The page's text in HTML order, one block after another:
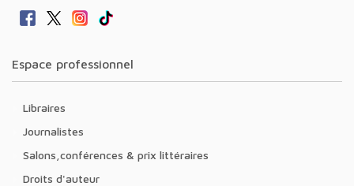
Espace professionnel
Libraires
Journalistes
Salons,conférences & prix littéraires
Droits d'auteur